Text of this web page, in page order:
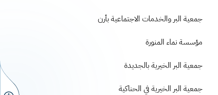
جمعية البر والخدمات الاجتماعية بأرن
مؤسسة نماء المنورة
جمعية البر الخيرية بالجديدة
جمعية البر الخيرية في الحناكية